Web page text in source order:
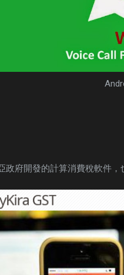
政府開發的計算消費稅軟件，